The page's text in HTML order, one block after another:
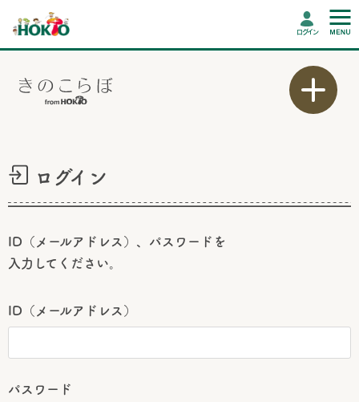
ログイン
ログイン
ID（メールアドレス）、パスワードを
入力してください。
ID（メールアドレス）
パスワード